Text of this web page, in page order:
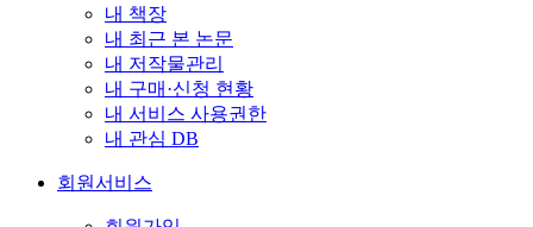
내 책장
내 최근 본 논문
내 저작물관리
내 구매·신청 현황
내 서비스 사용권한
내 관심 DB
회원서비스